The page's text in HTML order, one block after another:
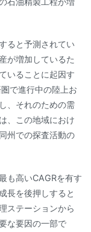
ると予測されてい
が増加しているた
いることに起因す
で進行中の陸上お
、それのための需
、この地域におけ
州での探査活動の
も高いCAGRを有す
長を後押しすると
ステーションから
な要因の一部で